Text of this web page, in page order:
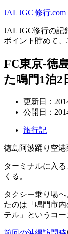
JAL JGC 修行.com
JAL JGC修行の記
ポイント貯めて、
FC東京-徳
た鳴門1泊2
更新日：
公開日：
旅行記
徳島阿波踊り空港
ターミナルに入
くる。
タクシー乗り場
たのは「鳴門市
テル」というコー